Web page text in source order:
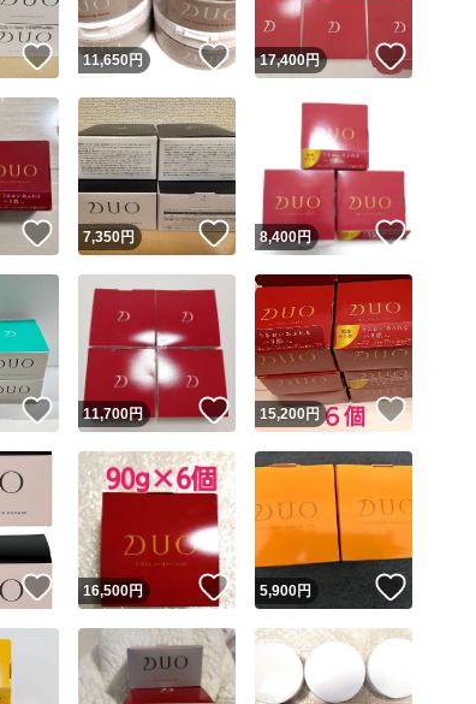
いいね！
11,650 円 いいね！
17,400円 いいね！
いいね！
7,350円 いいね！
8,400円 いいね！
いいね！
11,700円 いいね！
15,200円 いいね！
いいね！
16,500円 いいね！
5,900円